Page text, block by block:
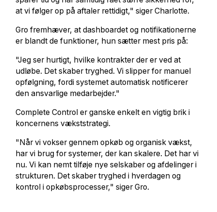
at vi følger op på aftaler rettidigt," siger Charlotte.
Gro fremhæver, at dashboardet og notifikationerne
er blandt de funktioner, hun sætter mest pris på:
"Jeg ser hurtigt, hvilke kontrakter der er ved at
udløbe. Det skaber tryghed. Vi slipper for manuel
opfølgning, fordi systemet automatisk notificerer
den ansvarlige medarbejder."
Complete Control er ganske enkelt en vigtig brik i
koncernens vækststrategi.
"Når vi vokser gennem opkøb og organisk vækst,
har vi brug for systemer, der kan skalere. Det har vi
nu. Vi kan nemt tilføje nye selskaber og afdelinger i
strukturen. Det skaber tryghed i hverdagen og
kontrol i opkøbsprocesser," siger Gro.